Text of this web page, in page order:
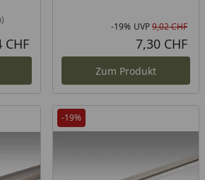
CHF
-19% UVP9,02 CHF
7,30 CHF
Zum Produkt
-19%